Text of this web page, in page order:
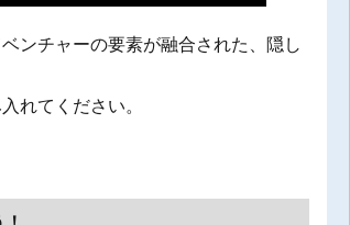
ンチャーの要素が融合された、隠し
れてください。